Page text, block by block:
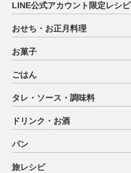
LINE公式アカウント限定レシピ
おせち・お正月料理
お菓子
ごはん
タレ・ソース・調味料
ドリンク・お酒
パン
旅レシピ